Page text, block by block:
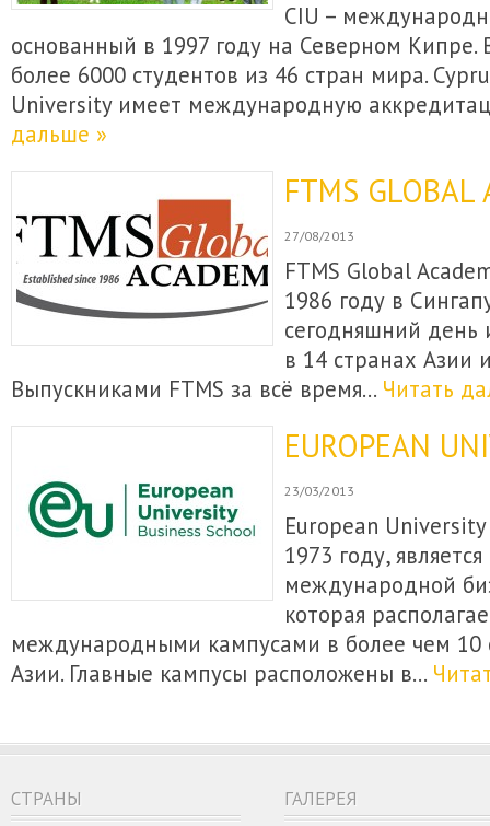
CIU –
основанный в 1997 году на Северном Кипре.
более 6000 студентов из 46 стран мира.
University имеет международную
дальше »
FTMS GLOBAL
27/08/2013
FTMS Global
1986 году в
сегодняшний день
в 14 странах Азии
Выпускниками FTMS за всё время… Читать
EUROPEAN
23/03/2013
European
1973 году,
международной
которая
международными кампусами в более чем 10
Азии. Главные кампусы расположены в…
CТРАНЫ ГАЛЕРЕЯ